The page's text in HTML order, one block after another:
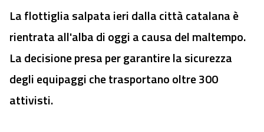
La flottiglia salpata ieri dalla città catalana è
rientrata all'alba di oggi a causa del maltempo.
La decisione presa per garantire la sicurezza
degli equipaggi che trasportano oltre 300
attivisti.